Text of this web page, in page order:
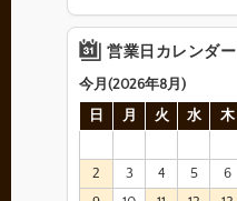
営業日カレンダー
今月(2026年8月)
日
月 火 水 木
2
3 4 5 6